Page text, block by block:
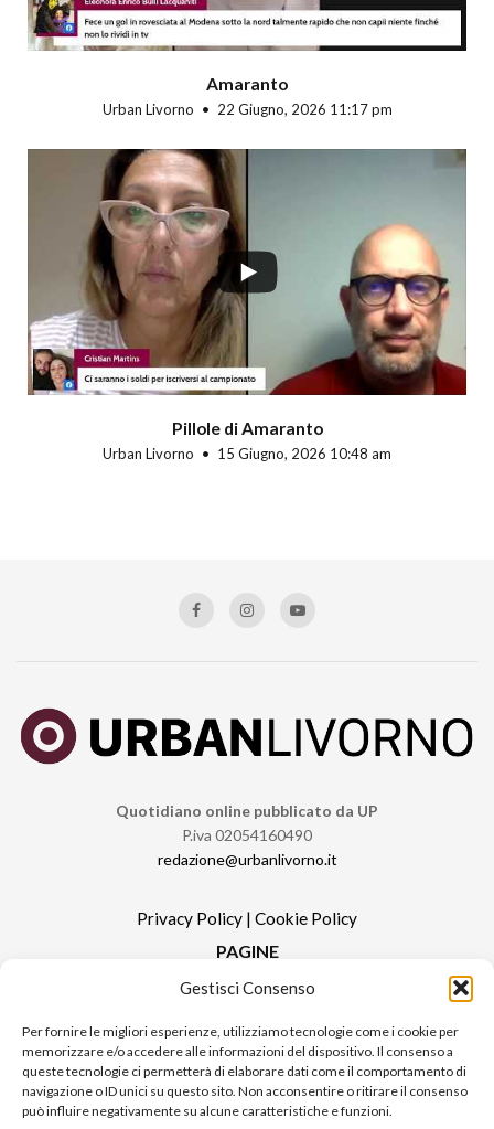
Gestisci Consenso
Per fornire le migliori esperienze, utilizziamo tecnologie come i cookie per
memorizzare e/o accedere alle informazioni del dispositivo. Il consenso a
queste tecnologie ci permetterà di elaborare dati come il comportamento di
navigazione o ID unici su questo sito. Non acconsentire o ritirare il consenso
può influire negativamente su alcune caratteristiche e funzioni.
Amaranto
Urban Livorno 22 Giugno, 2026 11:17 pm
Pillole di Amaranto
Urban Livorno 15 Giugno, 2026 10:48 am
Quotidiano online pubblicato da UP
P.iva 02054160490
redazione@urbanlivorno.it
Privacy Policy | Cookie Policy
PAGINE
Redazione
Contatti
Pubblicità
Sitemap
RUBRICHE